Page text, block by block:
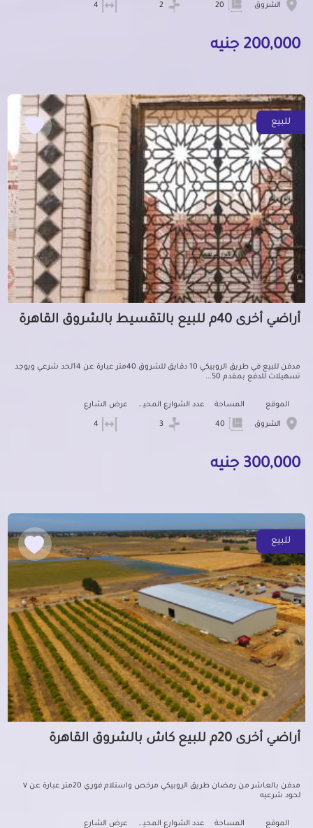
الشروق
200,000 جنيه
للبيع
أراضي أخرى 40م للبيع بالتقسيط بالشروق القاهرة
مدفن للبيع في طريق الروبيكي 10 دقايق للشروق 40متر عبارة عن 14لحد شرعي ويوجد
تسهيلات للدفع بمقدم 50...
الموقع
الشروق
المساحة عدد الشوارع المحيطه عرض الشارع
300,000 جنيه
للبيع
أراضي أخرى 20م للبيع كاش بالشروق القاهرة
مدفن بالعاشر من رمضان طريق الروبيكي مرخص واستلام فوري 20متر عبارة عن ٧
لحود شرعيه
الموقع المساحة عدد الشوارع المحيطه عرض الشارع